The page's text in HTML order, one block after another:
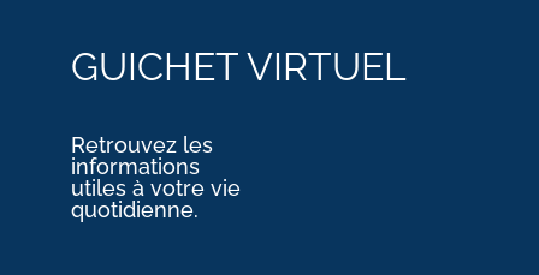
GUICHET VIRTUEL
Retrouvez les
informations
utiles à votre vie
quotidienne.